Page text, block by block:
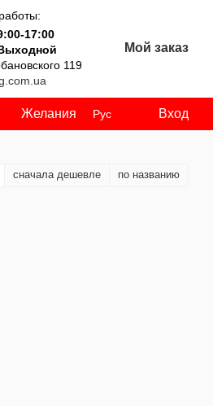
17:00
119
Мой заказ
Желания Рус Вход
сначала дешевле по названию